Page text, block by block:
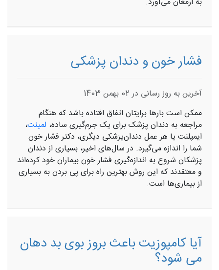
فشار خون و دندان پزشکی
آخرین به روز رسانی در 02 بهمن 1403
ممکن است بارها برایتان اتفاق افتاده باشد که هنگام
مراجعه به دندان‌ پزشک برای یک جرم‌گیری ساده، لمینت،
ایمپلنت یا هر عمل دندان‌پزشکی دیگری، دکتر فشار خون
شما را اندازه می‌گیرد. در سال‌های اخیر، بسیاری از دندان‌
پزشکان شروع به اندازه‌گیری فشار خون بیماران خود کرده‌اند
و معتقدند که این روش بهترین راه برای پی بردن به بسیاری
از بیماری‌ها است.
آیا کامپوزیت باعث بروز بوی بد دهان
می شود؟